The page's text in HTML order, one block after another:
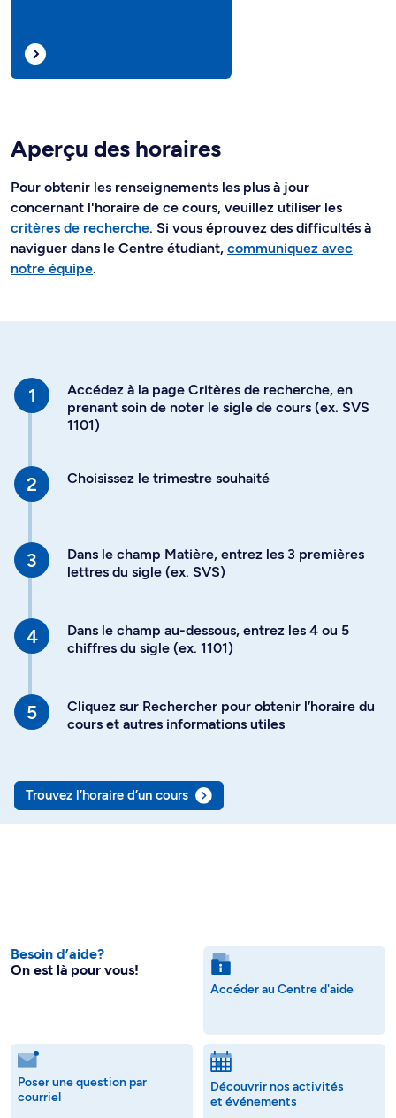
Aperçu des horaires
Pour obtenir les renseignements les plus à jour
concernant l'horaire de ce cours, veuillez utiliser les
critères de recherche. Si vous éprouvez des difficultés à
naviguer dans le Centre étudiant, communiquez avec
notre équipe.
Accédez à la page Critères de recherche, en
prenant soin de noter le sigle de cours (ex. SVS
1101)
Choisissez le trimestre souhaité
Dans le champ Matière, entrez les 3 premières
lettres du sigle (ex. SVS)
Dans le champ au-dessous, entrez les 4 ou 5
chiffres du sigle (ex. 1101)
Cliquez sur Rechercher pour obtenir l’horaire du
cours et autres informations utiles
Trouvez l’horaire d’un cours
Besoin d’aide?
On est là pour vous!
Accéder au Centre d'aide
Poser une question par
courriel
Découvrir nos activités
et événements